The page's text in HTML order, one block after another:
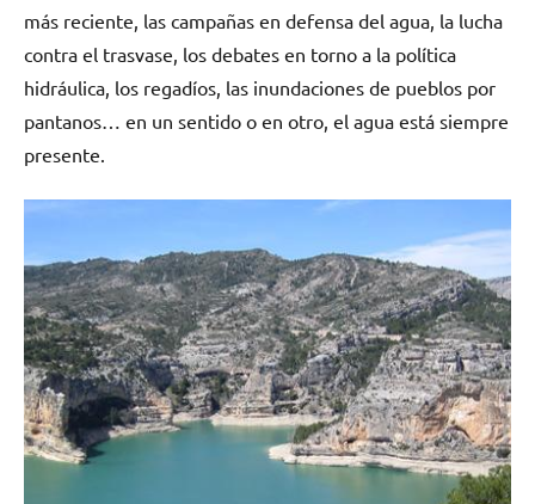
más reciente, las campañas en defensa del agua, la lucha
contra el trasvase, los debates en torno a la política
hidráulica, los regadíos, las inundaciones de pueblos por
pantanos… en un sentido o en otro, el agua está siempre
presente.